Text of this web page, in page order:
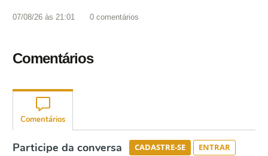
07/08/26 às 21:01 0 comentários
Comentários